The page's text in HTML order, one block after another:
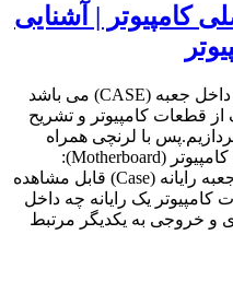
کامپیوتر | آشنایی
هر رایانه دارای تعدادی قطعه داخل جعبه (CASE‏) می باشد
قطعات کامپیوتر و تشریح
با لرنچی همراه
باشید! ١ ‏. اصلی ترین قطعات کامپیوتر (Motherboard):
بزرگترین قطعه ای که داخل جعبه رایانه (Case‏) قابل مشاهده
یک رایانه چه داخل
و خروجی به یکدیگر مرتبط